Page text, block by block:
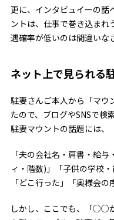
更に、インタビュイーの話
ントは、仕事で巻き込まれ
遇確率が低いのは間違いな
ネット上で見られる
駐妻さんご本人から「マウ
たので、ブログやSNSで検
駐妻マウントの話題には、
「夫の会社名・肩書・給
ィ・階数)」「子供の学校
「どこ行った」「奥様会の
しかし、ここでも、「○○